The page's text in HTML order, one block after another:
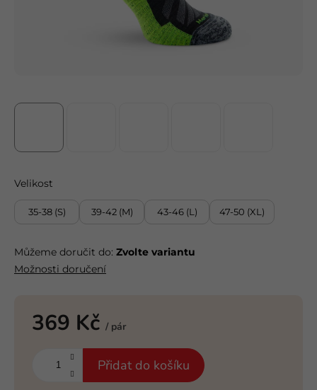
369 Kč / pár
Velikost
35-38 (S) 39-42 (M) 43-46 (L) 47-50 (XL)
Můžeme doručit do: Zvolte variantu
Možnosti doručení
Přidat do košíku